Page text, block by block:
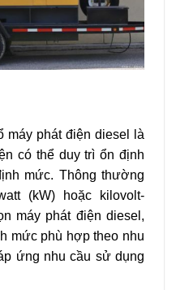
máy phát điện diesel là
có thể duy trì ổn định
mức. Thông thường
(kW) hoặc kilovolt-
máy phát điện diesel,
mức phù hợp theo nhu
ứng nhu cầu sử dụng